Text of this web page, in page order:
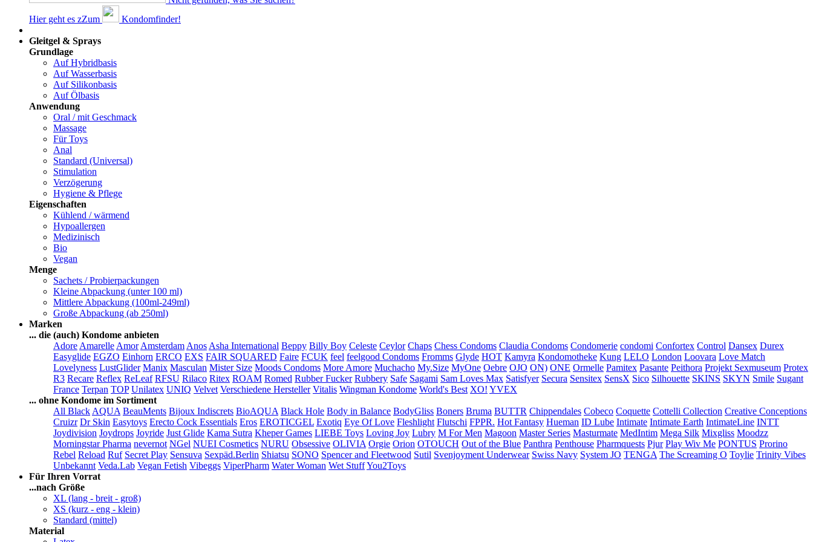
Hier geht es zZum
Kondomfinder!
Gleitgel & Sprays
Grundlage
Auf Hybridbasis
Auf Wasserbasis
Auf Silikonbasis
Auf Ölbasis
Anwendung
Oral / mit Geschmack
Massage
Für Toys
Anal
Standard (Universal)
Stimulation
Verzögerung
Hygiene & Pflege
Eigenschaften
Kühlend / wärmend
Hypoallergen
Medizinisch
Bio
Vegan
Menge
Sachets / Probierpackungen
Kleine Abpackung (unter 100 ml)
Mittlere Abpackung (100ml-249ml)
Große Abpackung (ab 250ml)
Marken
... die (auch) Kondome anbieten
Adore Amarelle Amor Amsterdam Anos Asha International Beppy Billy Boy Celeste Ceylor Chaps Chess Condoms Claudia Condoms Condomerie condomi Confortex Control Dansex Durex
Easyglide EGZO Einhorn ERCO EXS FAIR SQUARED Faire FCUK feel feelgood Condoms Fromms Glyde HOT Kamyra Kondomotheke Kung LELO London Loovara Love Match
Lovelyness LustGlider Manix Masculan Mister Size Moods Condoms More Amore Muchacho My.Size MyOne Oebre OJO ON) ONE Ormelle Pamitex Pasante Peithora Projekt Sexmuseum Protex
R3 Recare Reflex ReLeaf RFSU Rilaco Ritex ROAM Romed Rubber Fucker Rubbery Safe Sagami Sam Loves Max Satisfyer Secura Sensitex SensX Sico Silhouette SKINS SKYN Smile Sugant
France Terpan TOP Unilatex UNIQ Velvet Verschiedene Hersteller Vitalis Wingman Kondome World's Best XO! YVEX
... ohne Kondome im Sortiment
All Black AQUA BeauMents Bijoux Indiscrets BioAQUA Black Hole Body in Balance BodyGliss Boners Bruma BUTTR Chippendales Cobeco Coquette Cottelli Collection Creative Conceptions
Cruizr Dr Skin Easytoys Erecto Cock Essentials Eros EROTICGEL Exotiq Eye Of Love Fleshlight Flutschi FPPR. Hot Fantasy Hueman ID Lube Intimate Intimate Earth IntimateLine INTT
Joydivision Joydrops Joyride Just Glide Kama Sutra Kheper Games LIEBE Toys Loving Joy Lubry M For Men Magoon Master Series Masturmate MedIntim Mega Silk Mixgliss Moodzz
Morningstar Pharma nevernot NGel NUEI Cosmetics NURU Obsessive OLIVIA Orgie Orion OTOUCH Out of the Blue Panthra Penthouse Pharmquests Pjur Play Wiv Me PONTUS Prorino
Rebel Reload Ruf Secret Play Sensuva Sexpäd.Berlin Shiatsu SONO Spencer and Fleetwood Sutil Svenjoyment Underwear Swiss Navy System JO TENGA The Screaming O Toylie Trinity Vibes
Unbekannt Veda.Lab Vegan Fetish Vibeggs ViperPharm Water Woman Wet StuffYou2Toys
Für Ihren Vorrat
...nach Größe
XL (lang - breit - groß)
XS (kurz - eng - klein)
Standard (mittel)
Material